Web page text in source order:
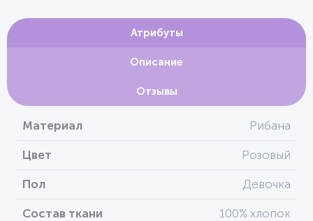
Атрибуты
Описание
Отзывы
Материал Рибана
Цвет Розовый
Пол Девочка
Состав ткани 100% хлопок